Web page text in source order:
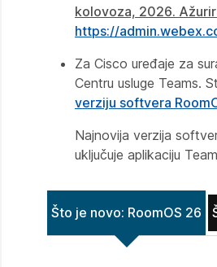
kolovoza, 2026.
https://
Za Cisco uređaje za
Centru usluge Teams.
verziju softvera
Najnovija verzija
uključuje aplikaciju
Što je novo: RoomOS 26